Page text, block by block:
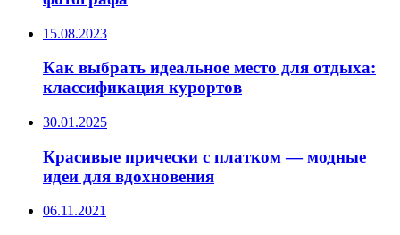
15.08.2023
Как выбрать идеальное место для отдыха:
классификация курортов
30.01.2025
Красивые прически с платком — модные
идеи для вдохновения
06.11.2021